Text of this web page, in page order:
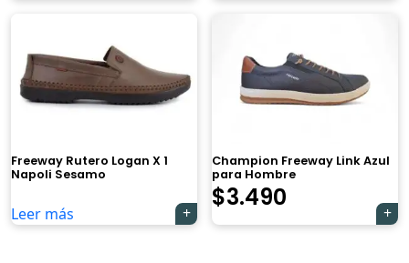
Freeway Rutero Logan X 1
Napoli Sesamo
Leer más
Champion Freeway Link Azul
para Hombre
$3.490